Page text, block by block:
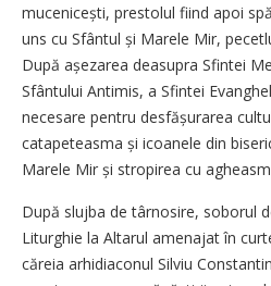
mucenicești, prestolul fiind apoi
uns cu Sfântul și Marele Mir,
După așezarea deasupra Sfintei
Sfântului Antimis, a Sfintei
necesare pentru desfășu­rarea
catapeteasma și icoanele din
Marele Mir și stropirea cu
După slujba de târnosire, soborul
Liturghie la Altarul amenajat în
căreia arhidiaconul Silviu